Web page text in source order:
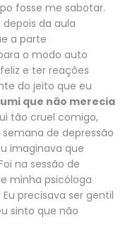
fosse me sabotar.
da aula
a parte
o modo auto
e ter reações
do jeito que eu
que não merecia
tão cruel comigo,
de depressão
imaginava que
na sessão de
minha psicóloga
precisava ser gentil
sinto que não